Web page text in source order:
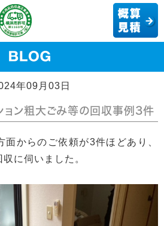
年09月03日
ョン粗大ごみ等の回収事例3件
面からのご依頼が3件ほどあり、
に伺いました。